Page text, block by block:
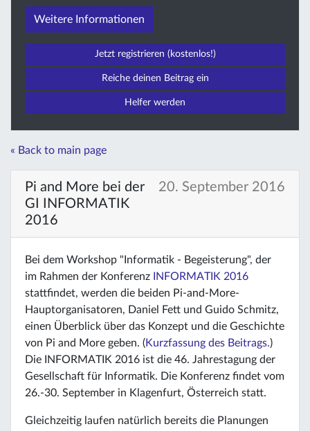
Weitere Informationen
Jetzt registrieren (kostenlos!)
Reiche deinen Beitrag ein
Helfer werden
« Back to main page
Pi and More bei der
GI INFORMATIK
2016
20. September 2016
Bei dem Workshop "Informatik - Begeisterung", der
im Rahmen der Konferenz
INFORMATIK 2016
stattfindet, werden die beiden Pi-and-More-
Hauptorganisatoren, Daniel Fett und Guido Schmitz,
einen Überblick über das Konzept und die Geschichte
von Pi and More geben. (Kurzfassung des Beitrags.)
Die INFORMATIK 2016 ist die 46. Jahrestagung der
Gesellschaft für Informatik. Die Konferenz findet vom
26.-30. September in Klagenfurt, Österreich statt.
Gleichzeitig laufen natürlich bereits die Planungen